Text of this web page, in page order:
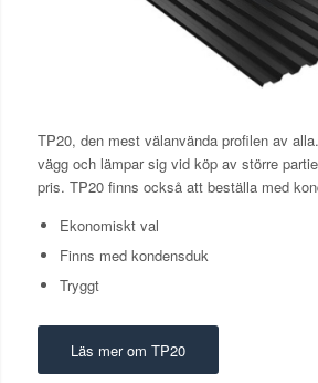
TP20, den mest välanvända profilen av
vägg och lämpar sig vid köp av större
pris. TP20 finns också att beställa med
Ekonomiskt val
Finns med kondensduk
Tryggt
Läs mer om TP20